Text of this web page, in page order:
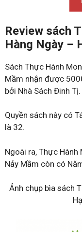
Review sách
Hàng Ngày –
Sách Thực Hành
Mầm nhận được
bởi Nhà Sách Đinh Tị.
Quyền sách này có
là 32.
Ngoài ra, Thực
Nảy Mầm còn có
Ảnh chụp bìa sách